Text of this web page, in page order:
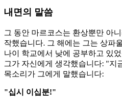
내면의 말씀
그 동안 마르코스는 환상뿐만 아
작했습니다. 그 해에는 그는 상파
나이 학교에서 낮에 공부하고 있
그가 자신에게 생각했습니다: "지
목소리가 그에게 말했습니다:
"십시 이십분!"